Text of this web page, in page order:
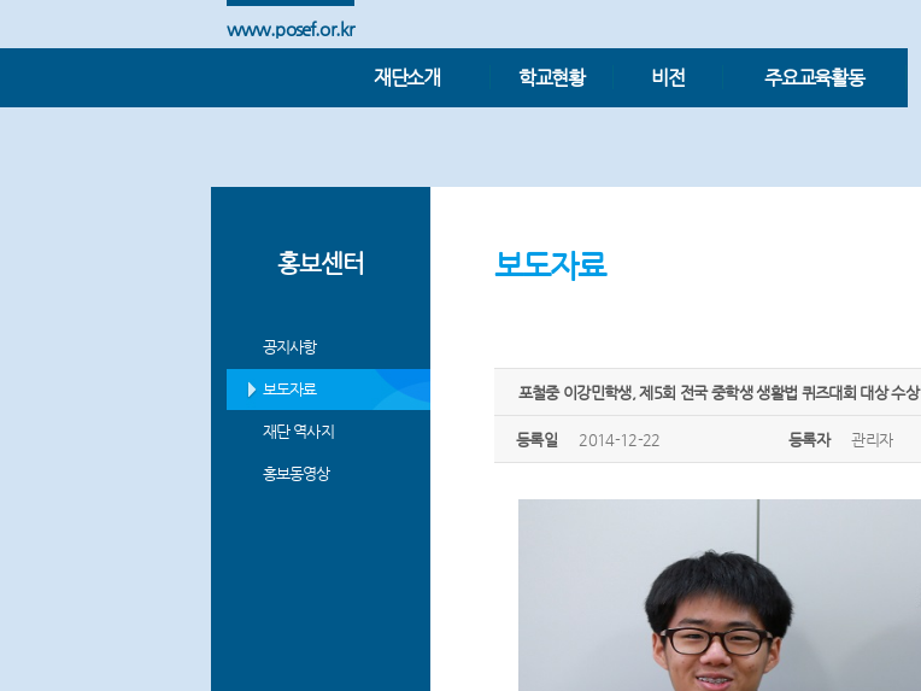
www.posef.or.kr
재단소개 학교현황 비전 주요교육활동
홍보센터
공지사항
보도자료
재단 역사지
홍보동영상
보도자료
포철중 이강민학생, 제5회 전국 중학생 생활법 퀴즈대회 대상 수상
등록일 2014-12-22 등록자 관리자